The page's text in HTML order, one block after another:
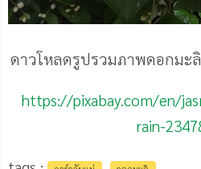
ดาวโหลดรูปรวมภาพดอกมะ
https://pixabay.com/en/
rain-